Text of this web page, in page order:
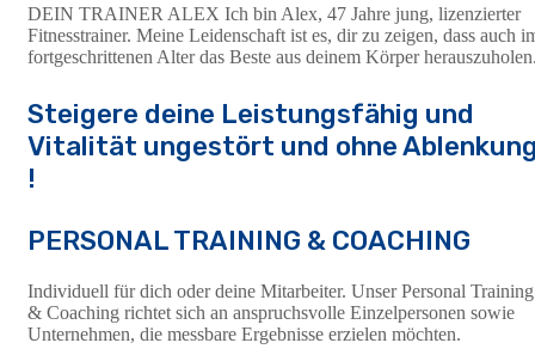
DEIN TRAINER ALEX Ich bin Alex, 47 Jahre jung, lizenzierter
Fitnesstrainer. Meine Leidenschaft ist es, dir zu zeigen, dass auch
fortgeschrittenen Alter das Beste aus deinem Körper
Steigere deine Leistungsfähig und
Vitalität ungestört und ohne
!
PERSONAL TRAINING & COACHING
Individuell für dich oder deine Mitarbeiter. Unser Personal Training
& Coaching richtet sich an anspruchsvolle Einzelpersonen sowie
Unternehmen, die messbare Ergebnisse erzielen möchten.